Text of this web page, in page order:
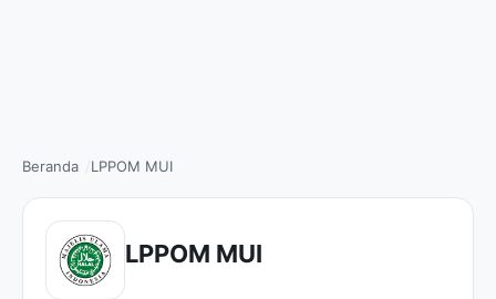
Beranda LPPOM MUI
LPPOM MUI